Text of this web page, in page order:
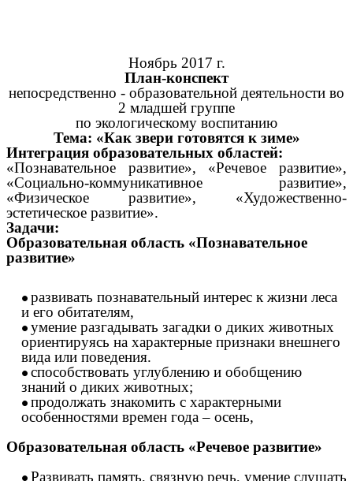
Ноябрь 2017 г.
План-конспект
непосредственно - образовательной деятельности во
2 младшей группе
по экологическому воспитанию
Тема: «Как звери готовятся к зиме»
Интеграция образовательных областей:
«Познавательное развитие», «Речевое развитие»,
«Социально-коммуникативное развитие»,
«Физическое развитие», «Художественно-
эстетическое развитие».
Задачи:
Образовательная область «Познавательное
развитие»
развивать познавательный интерес к жизни леса
и его обитателям,
умение разгадывать загадки о диких животных
ориентируясь на характерные признаки внешнего
вида или поведения.
способствовать углублению и обобщению
знаний о диких животных;
продолжать знакомить с характерными
особенностями времен года – осень,
Образовательная область «Речевое развитие»
Развивать память, связную речь, умение слушать